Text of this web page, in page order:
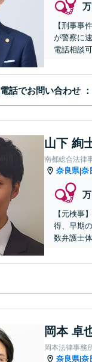
【刑事事
が警察に
電話相談
電話でお問い合わせ
山下 絢
南都総合法律
奈良県|奈
【元検事
得、早期
数弁護士
岡本 卓
岡本法律事務
奈良県|奈